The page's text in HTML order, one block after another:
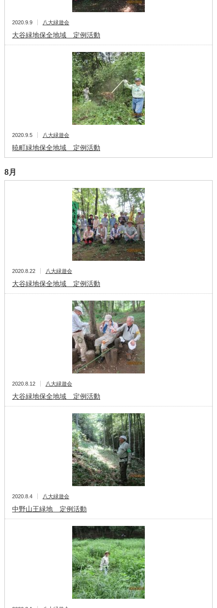
2020.9.9 八大緑遊会
大谷緑地保全地域 定例活動
2020.9.5 八大緑遊会
暁町緑地保全地域 定例活動
8月
2020.8.22 八大緑遊会
大谷緑地保全地域 定例活動
2020.8.12 八大緑遊会
大谷緑地保全地域 定例活動
2020.8.4 八大緑遊会
中野山王緑地 定例活動